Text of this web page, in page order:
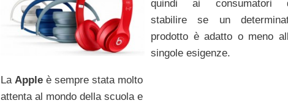
quindi ai consumatori
stabilire se un
prodotto è adatto o meno
singole esigenze.
La Appleè sempre stata molto
attenta al mondo della scuola e